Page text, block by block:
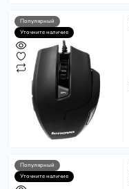
Популярный
Уточните наличие
Популярный
Уточните наличие